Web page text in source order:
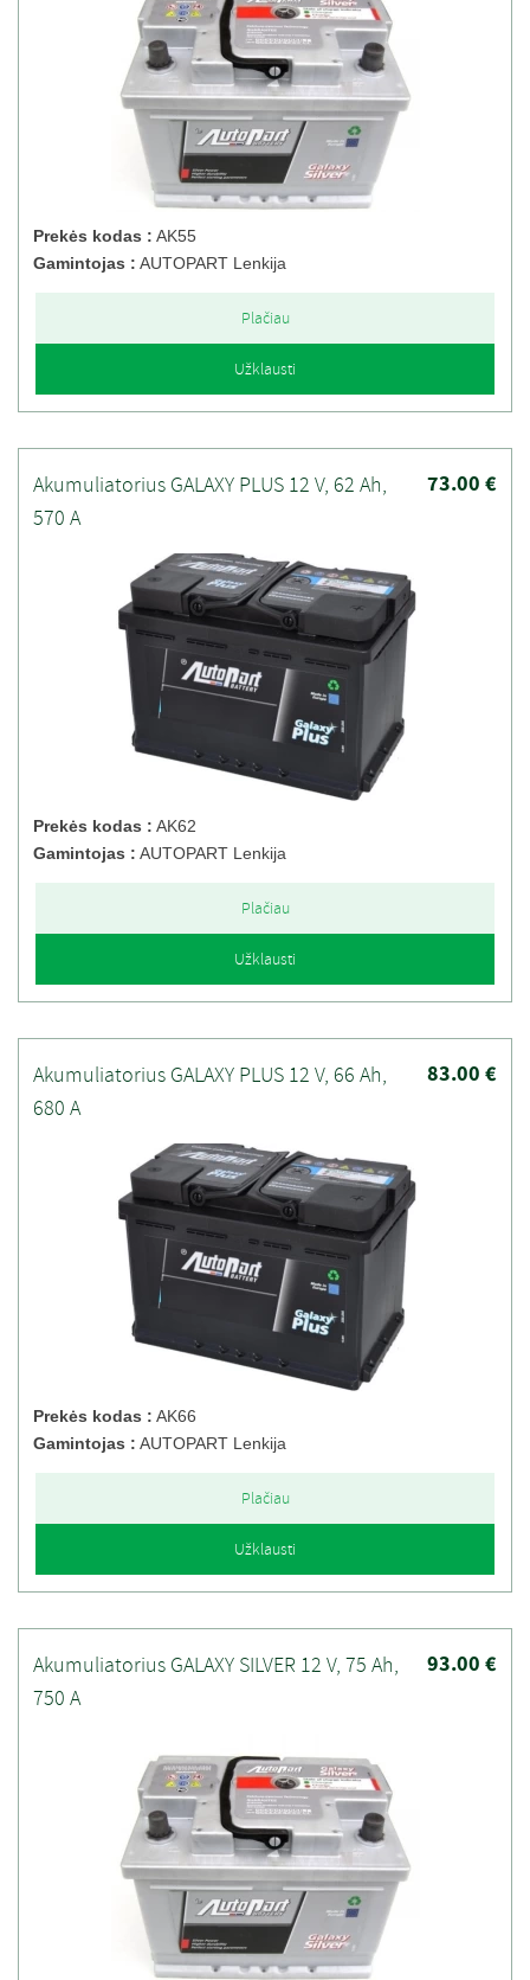
Prekės kodas : AK55
Gamintojas : AUTOPART Lenkija
Plačiau
Užklausti
73.00 €
Akumuliatorius GALAXY PLUS 12 V, 62 Ah,
570 A
Prekės kodas : AK62
Gamintojas : AUTOPART Lenkija
Plačiau
Užklausti
83.00 €
Akumuliatorius GALAXY PLUS 12 V, 66 Ah,
680 A
Prekės kodas : AK66
Gamintojas : AUTOPART Lenkija
Plačiau
Užklausti
93.00 €
Akumuliatorius GALAXY SILVER 12 V, 75 Ah,
750 A